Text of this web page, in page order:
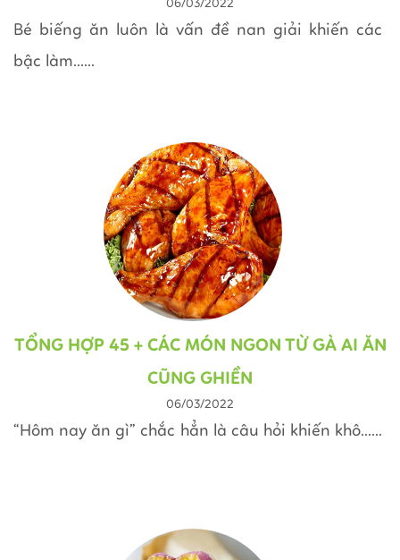
06/03/2022
Bé biếng ăn luôn là vấn đề nan giải khiến các
bậc làm......
TỔNG HỢP 45 + CÁC MÓN NGON TỪ GÀ AI ĂN
CŨNG GHIỀN
06/03/2022
“Hôm nay ăn gì” chắc hẳn là câu hỏi khiến khô......